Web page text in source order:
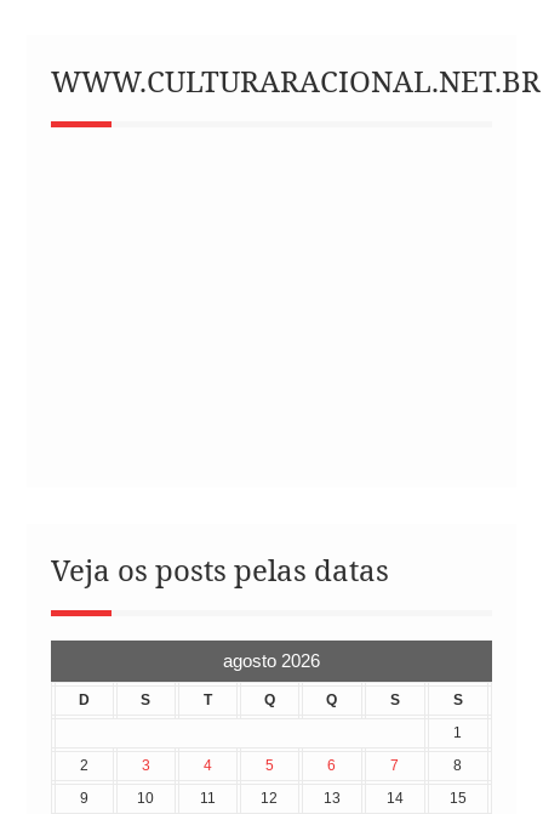
WWW.CULTURARACIONAL.NET.BR
Veja os posts pelas datas
agosto 2026
D S T Q Q S
S
1
2
3 4 5 6 7
8
9
10 11 12 13 14
15